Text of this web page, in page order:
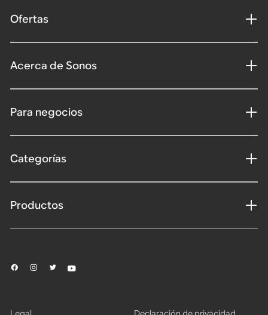
Ofertas
Acerca de Sonos
Para negocios
Categorías
Productos